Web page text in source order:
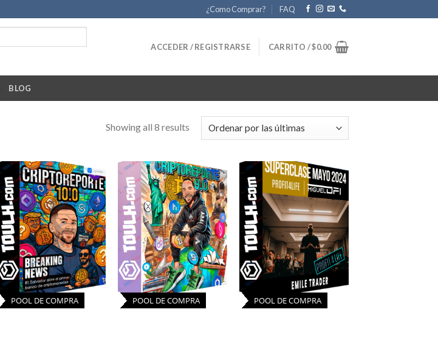
¿Como Comprar? FAQ
ACCEDER / REGISTRARSE CARRITO /$0.00
BLOG
Showing all 8 results
POOL DE COMPRA POOL DE COMPRA POOL DE COMPRA